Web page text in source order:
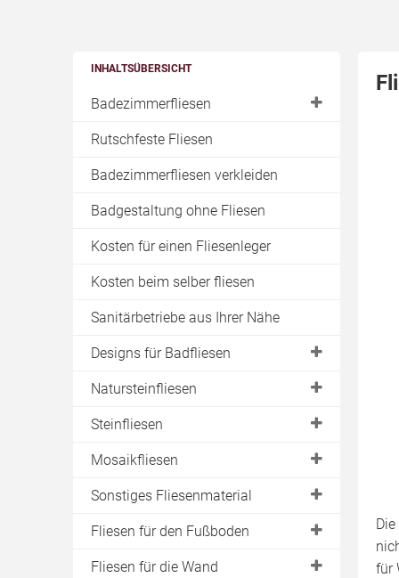
INHALTSÜBERSICHT
Badezimmerfliesen
Ideen für neue Fliesen
Farbige Fugen
Abriebfeste Fliesen
Fliesen für kleine Bäder
Badfliesen reinigen
Fugen reinigen
Rutschfeste Fliesen
Badezimmerfliesen verkleiden
Badgestaltung ohne Fliesen
Kosten für einen Fliesenleger
Kosten beim selber fliesen
Sanitärbetriebe aus Ihrer Nähe
Designs für Badfliesen
Fliesenmuster
Designfliesen
Rustikale Fliesen
Holländische Fliesen
Englische Fliesen
Natursteinfliesen
Schieferfliesen
Granitfliesen
Sandsteinfliesen
Kalksteinfliesen
Steinfliesen
Steingutfliesen
Steinzeugfliesen
Mosaikfliesen
Glasmosaikfliesen
Sonstiges Fliesenmaterial
Holzfliesen
Korkfliesen
Fliesen für den Fußboden
Rutschfeste Fliesen
Fliesen für die Wand
für